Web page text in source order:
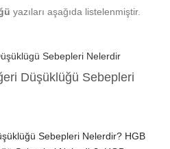
yazıları aşağıda listelenmiştir.
Düşüklüğü Sebepleri
Sebepleri Nelerdir? HGB